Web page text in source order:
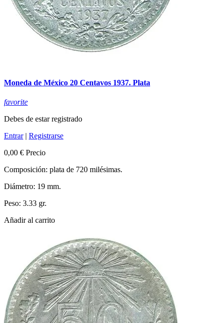
Moneda de México 20 Centavos 1937. Plata
favorite
Debes de estar registrado
Entrar| Registrarse
0,00 € Precio
Composición: plata de 720 milésimas.
Diámetro: 19 mm.
Peso: 3.33 gr.
Añadir al carrito